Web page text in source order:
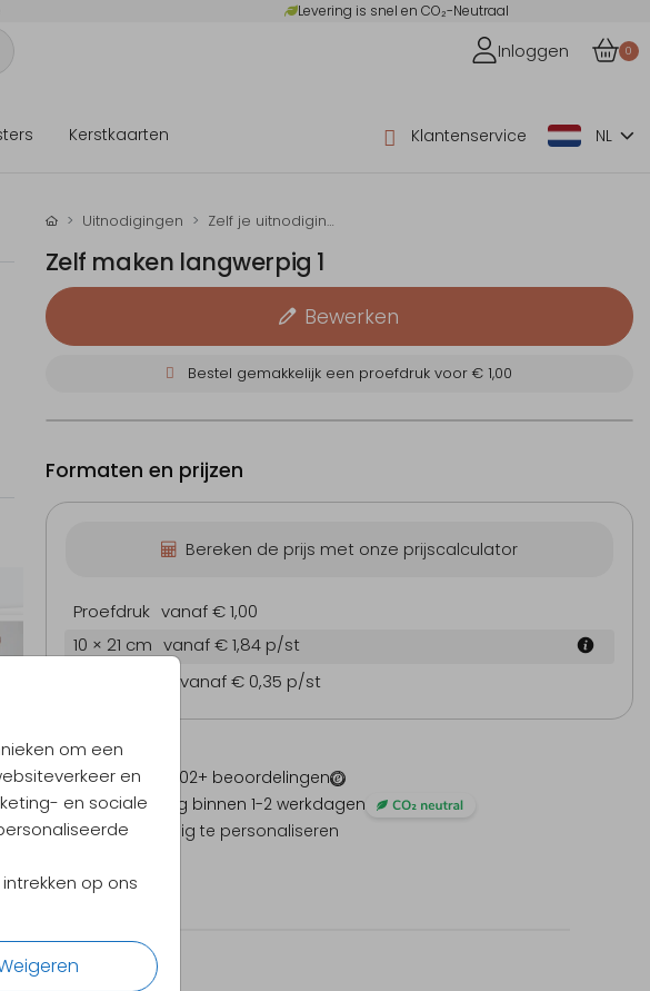
Levering is snel en CO₂-Neutraal
Inloggen 0
Kerstkaarten Klantenservice NL
om een
en
en sociale
op ons
Uitnodigingen Zelf je uitnodiging maken
Zelf maken langwerpig 1
Bewerken
Bestel gemakkelijk een proefdruk voor€ 1,00
9,4 / 10 - 1202+ beoordelingen
Verzending binnen 1-2 werkdagen
Alles volledig te personaliseren
Formaten en prijzen
Bereken de prijs met onze prijscalculator
Proefdruk vanaf € 1,00
10 × 21 cm vanaf € 1,84 p/st
vanaf € 0,35 p/st